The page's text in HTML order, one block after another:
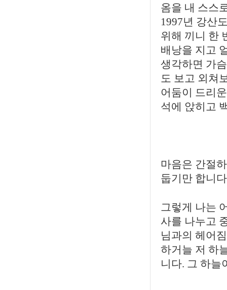
옴을 내 스스
1997년 강산
위해 끼니 한
배낭을 지고
생각하면 가
도 보고 외쳐
어둠이 드리
석에 앉히고
마음은 간절
둡기만 합니
그렇게 나는
사를 나누고
님과의 헤어
하거늘 저 하
니다. 그 하늘